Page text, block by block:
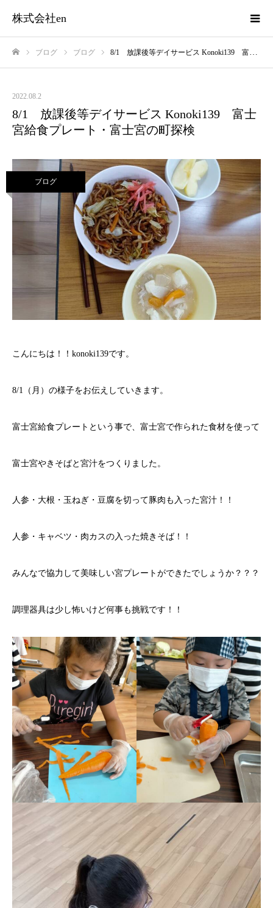
株式会社en
ブログ ブログ 8/1 放課後等デイサービス Konoki139 富士宮給食プレート・富士宮の町探検
2022.08.2
8/1 放課後等デイサービス Konoki139 富士
宮給食プレート・富士宮の町探検
ブログ
こんにちは！！konoki139です。
8/1（月）の様子をお伝えしていきます。
富士宮給食プレートという事で、富士宮で作られた食材を使って
富士宮やきそばと宮汁をつくりました。
人参・大根・玉ねぎ・豆腐を切って豚肉も入った宮汁！！
人参・キャベツ・肉カスの入った焼きそば！！
みんなで協力して美味しい宮プレートができたでしょうか？？？
調理器具は少し怖いけど何事も挑戦です！！